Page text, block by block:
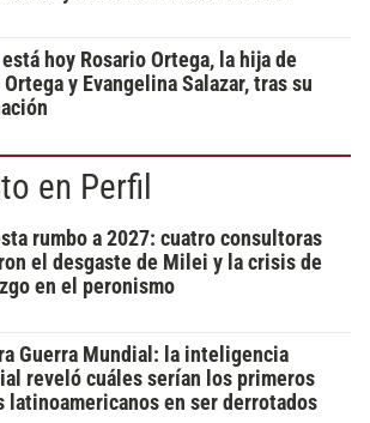
hoy Rosario Ortega, la hija de
y Evangelina Salazar, tras su
en Perfil
rumbo a 2027: cuatro consultoras
el desgaste de Milei y la crisis de
en el peronismo
Guerra Mundial: la inteligencia
reveló cuáles serían los primeros
latinoamericanos en ser derrotados